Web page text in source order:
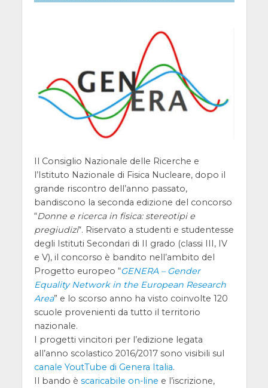
Il Consiglio Nazionale delle Ricerche e
l’Istituto Nazionale di Fisica Nucleare, dopo il
grande riscontro dell’anno passato,
bandiscono la seconda edizione del concorso
“Donne e ricerca in fisica: stereotipi e
pregiudizi“. Riservato a studenti e studentesse
degli Istituti Secondari di II grado (classi III, IV
e V), il concorso è bandito nell’ambito del
Progetto europeo “GENERA – Gender
Equality Network in the European Research
Area” e lo scorso anno ha visto coinvolte 120
scuole provenienti da tutto il territorio
nazionale.
I progetti vincitori per l’edizione legata
all’anno scolastico 2016/2017 sono visibili sul
canale YoutTube di Genera Italia.
Il bando è scaricabile on-line e l’iscrizione,